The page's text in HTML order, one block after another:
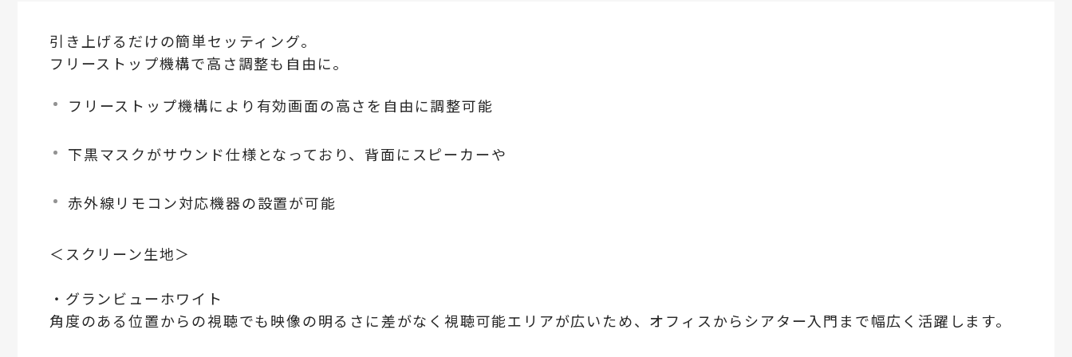
引き上げるだけの簡単セッティング。
フリーストップ機構で高さ調整も自由に。
フリーストップ機構により有効画面の高さを自由に調整可能
下黒マスクがサウンド仕様となっており、背面にスピーカーや
赤外線リモコン対応機器の設置が可能
＜スクリーン生地＞
・グランビューホワイト
角度のある位置からの視聴でも映像の明るさに差がなく視聴可能エリアが広いため、オフィスからシアター入門まで幅広く活躍します。